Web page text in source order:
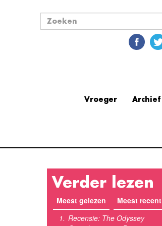
Zoekveld
Archief
Vroeger
Verder lezen
Meest gelezen (actieve tabblad)
Meest recent
Recensie: The Odyssey